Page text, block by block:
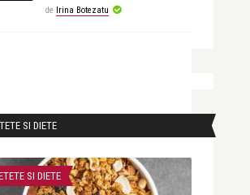
de Irina Botezatu
SI DIETE
SI DIETE